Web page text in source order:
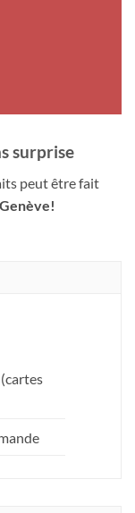
surprise
peut être fait
Genève!